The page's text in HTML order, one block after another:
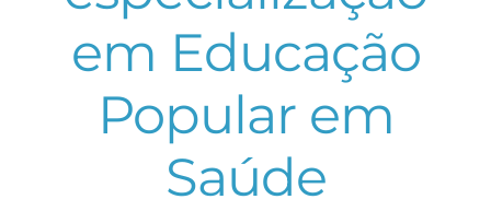
em Educação
Popular em
Saúde